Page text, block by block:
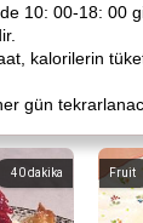
10: 00-18: 00
kalorilerin
gün
40dakika Fruit